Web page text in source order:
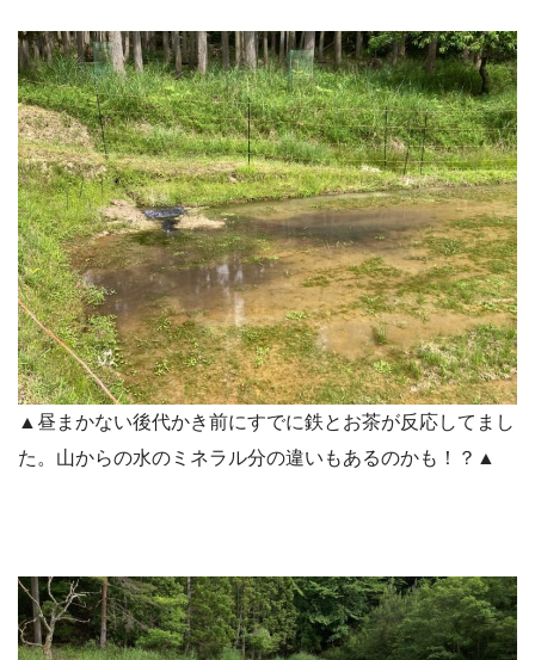
▲昼まかない後代かき前にすでに鉄とお茶が反応してまし
た。山からの水のミネラル分の違いもあるのかも！？▲